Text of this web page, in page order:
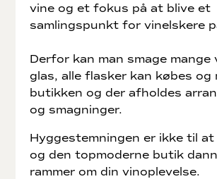
vine og et fokus på at blive et
samlingspunkt for vinelskere
Derfor kan man smage mange
glas, alle flasker kan købes og
butikken og der afholdes
og smagninger.
Hyggestemningen er ikke til
og den topmoderne butik
rammer om din vinoplevelse.